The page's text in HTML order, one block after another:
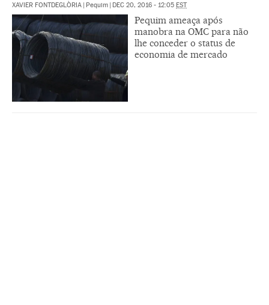
XAVIER FONTDEGLÒRIA | Pequim | DEC 20, 2016 - 12:05 EST
Pequim ameaça após
manobra na OMC para não
lhe conceder o status de
economia de mercado